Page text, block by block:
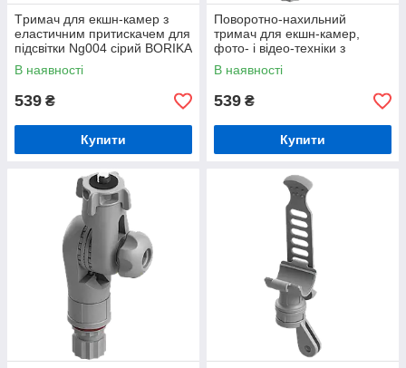
Tримач для екшн-камер з
еластичним притискачем для
підсвітки Ng004 сірий BORIKA
FASTen (01.05.004.01.02)
В наявності
539 ₴
Купити
Поворотно-нахильний
тримач для екшн-камер,
фото- i відео-техніки з
різьбовим з'єднанням 1/4"
Tp014 сірий BORIKA FASTen
В наявності
539 ₴
Купити